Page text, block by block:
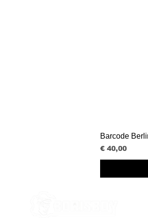
Barcode
Prijs
€ 40,00